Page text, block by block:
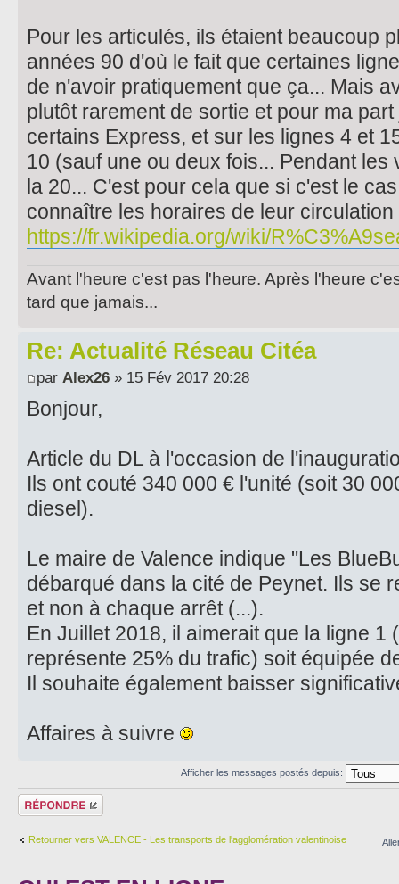
Pour les articulés, ils étaient beaucoup
années 90 d'où le fait que certaines
de n'avoir pratiquement que ça... Mais
plutôt rarement de sortie et pour ma
certains Express, et sur les lignes 4 et
10 (sauf une ou deux fois... Pendant
la 20... C'est pour cela que si c'est le
connaître les horaires de leur
https://fr.wikipedia.org/wiki/
Avant l'heure c'est pas l'heure. Après l'heure
tard que jamais...
Re: Actualité Réseau Citéa
par Alex26 » 15 Fév 2017 20:28
Bonjour,
Article du DL à l'occasion de
Ils ont couté 340 000 € l'unité (soit 30
diesel).
Le maire de Valence indique "Les
débarqué dans la cité de Peynet. Ils se
et non à chaque arrêt (...).
En Juillet 2018, il aimerait que la ligne 1
représente 25% du trafic) soit équipée
Il souhaite également baisser
Affaires à suivre
Afficher les messages postés depuis:
Répondre
Retourner vers VALENCE - Les transports de l'agglomération valentinoise